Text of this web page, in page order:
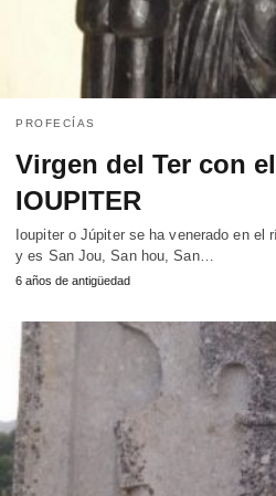
PROFECÍAS
Virgen del Ter con
IOUPITER
Ioupiter o Júpiter se ha venerado en el
y es San Jou, San hou, San…
6 años de antigüedad